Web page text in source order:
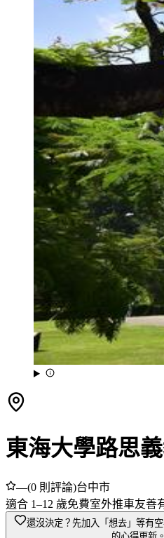
東海大學路思
—(0 則評論)台中市
適合 1–12 歲免費室外推車友善
還沒決定？先加入「想去」 等有